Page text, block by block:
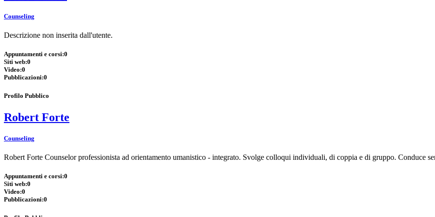
Counseling
Descrizione non inserita dall'utente.
Appuntamenti e corsi:0
Siti web:0
Video:0
Pubblicazioni:0
Profilo Pubblico
Robert Forte
Counseling
Robert Forte Counselor professionista ad orientamento umanistico - integrato. Svolge colloqui individuali, di coppia e di gruppo. Conduce
Appuntamenti e corsi:0
Siti web:0
Video:0
Pubblicazioni:0